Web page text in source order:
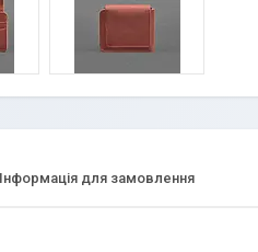
Інформація для замовлення